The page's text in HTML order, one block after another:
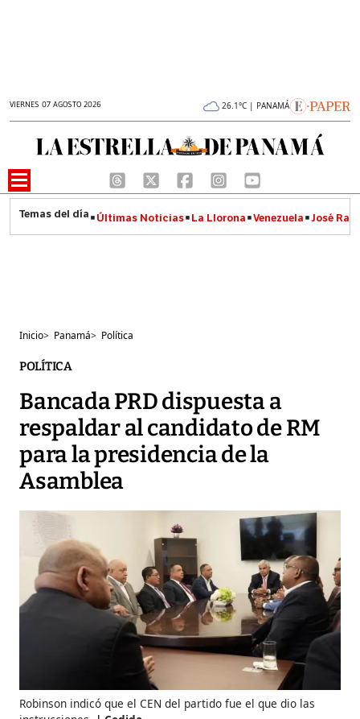
VIERNES 07 AGOSTO 2026 26.1°C | PANAMÁ
Últimas Noticias La Llorona Venezuela José
Inicio> Panamá> Política
POLÍTICA
Bancada PRD dispuesta a
respaldar al candidato de RM
para la presidencia de la
Asamblea
Robinson indicó que el CEN del partido fue el que dio las